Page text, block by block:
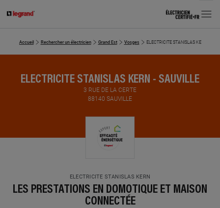
MENU
Accueil Rechercher un électricien Grand Est Vosges ELECTRICITE STANISLAS KERN
ELECTRICITE STANISLAS KERN - SAUVILLE
3 RUE DE LA CERTE
88140 SAUVILLE
ELECTRICITE STANISLAS KERN
LES PRESTATIONS EN DOMOTIQUE ET MAISON
CONNECTÉE